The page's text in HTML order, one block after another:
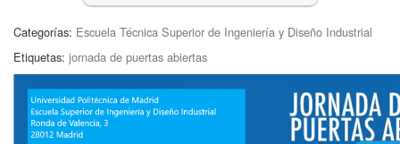
Categorías: Escuela Técnica Superior de Ingeniería y Diseño Industrial
Etiquetas: jornada de puertas abiertas